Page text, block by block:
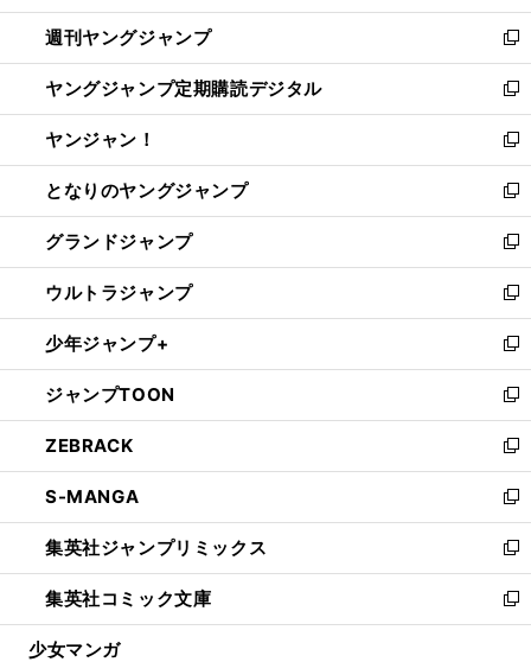
開
く
ウ
で
開
く
ン
ド
ウ
で
開
く
ウ
ィ
ン
ド
ウ
で
開
く
週刊ヤングジャンプ
新
し
い
ウ
ィ
ン
ド
ウ
で
開
く
ヤングジャンプ定期購読デジタル
新
し
い
ウ
ィ
ン
ド
ウ
で
開
く
ヤンジャン！
新
し
い
ウ
ィ
ン
ド
ウ
で
開
く
となりのヤングジャンプ
新
し
い
ウ
ィ
ン
ド
ウ
で
開
く
グランドジャンプ
新
し
い
ウ
ィ
ン
ド
ウ
で
開
く
ウルトラジャンプ
新
し
い
ウ
ィ
ン
ド
ウ
で
開
く
少年ジャンプ+
新
し
い
ウ
ィ
ン
ド
ウ
で
開
く
ジャンプTOON
新
し
い
ウ
ィ
ン
ド
ウ
で
開
ZEBRACK
新
し
い
ウ
ィ
ン
ド
ウ
S-MANGA
新
し
い
ウ
ィ
ン
集英社ジャンプリミックス
新
し
い
ウ
集英社コミック文庫
新
し
少女マンガ